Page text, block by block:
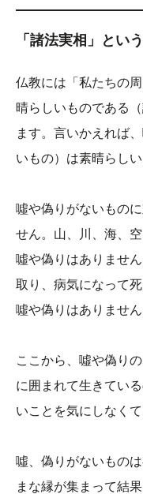
「諸法実相」とい
仏教には「私たちの
晴らしいものである
ます。言いかえれば
いもの）は素晴らし
噓や偽りがないもの
せん。山、川、海、
噓や偽りはありませ
取り、病気になって
噓や偽りはありません
ここから、噓や偽り
に囲まれて生きてい
いことを気にしなく
噓、偽りがないもの
まな縁が集まって結